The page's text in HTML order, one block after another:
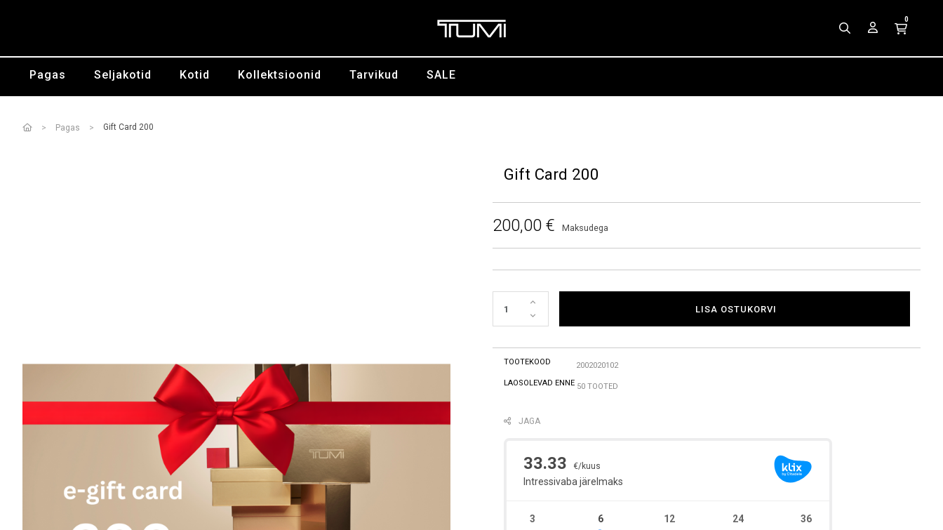
0
Pagas Seljakotid Kotid Kollektsioonid Tarvikud SALE
Pagas Gift Card 200
Gift Card 200
200,00 € Maksudega
LISA OSTUKORVI
TOOTEKOOD
2002020102
LAOSOLEVAD ENNE 50 TOOTED
JAGA